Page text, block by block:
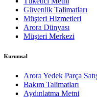
Güvenlik Talimatları
Müşteri Hizmetleri
Arora Dünyası
Müşteri Merkezi
Kurumsal
Arora Yedek Parça
Bakım Talimatları
Aydınlatma Metni